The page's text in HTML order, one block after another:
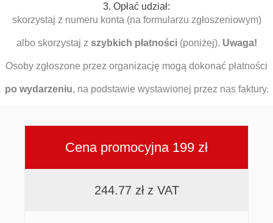
3. Opłać udział:
skorzystaj z numeru konta (na formularzu zgłoszeniowym)
albo skorzystaj z szybkich płatności(poniżej). Uwaga!
Osoby zgłoszone przez organizację mogą dokonać płatności
po wydarzeniu, na podstawie wystawionej przez nas faktury.
Cena promocyjna 199 zł
244.77 zł z VAT